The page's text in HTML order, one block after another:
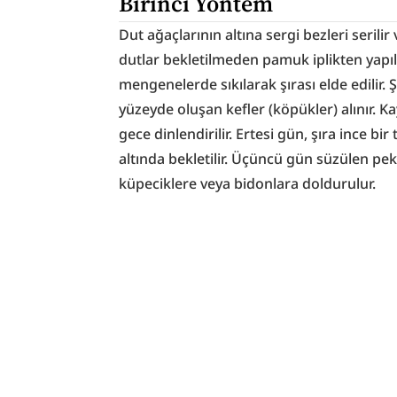
Dut ağaçlarının altına sergi bezleri
dutlar bekletilmeden pamuk iplikten
mengenelerde sıkılarak şırası elde edilir.
yüzeyde oluşan kefler (köpükler) alınır.
gece dinlendirilir. Ertesi gün, şıra ince
altında bekletilir. Üçüncü gün süzülen
küpeciklere veya bidonlara doldurulur.